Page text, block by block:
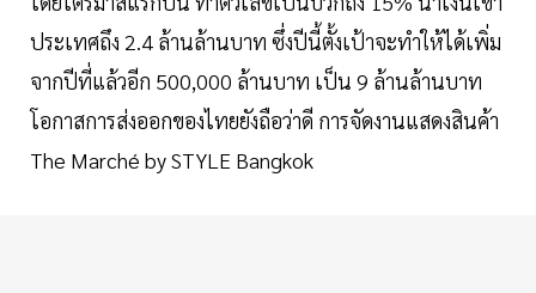
ประเทศถึง 2.4 ล้านล้านบาท ซึ่งปีนี้ตั้งเป้าจะทำให้ได้เพิ่ม
จากปีที่แล้วอีก 500,000 ล้านบาท เป็น 9 ล้านล้านบาท
โอกาสการส่งออกของไทยยังถือว่าดี การจัดงานแสดงสินค้า
The Marché by STYLE Bangkok